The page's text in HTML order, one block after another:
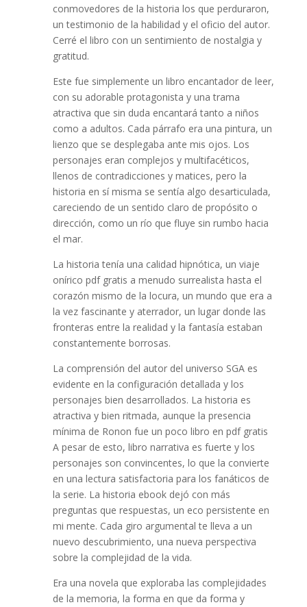
conmovedores de la historia los que perduraron,
un testimonio de la habilidad y el oficio del autor.
Cerré el libro con un sentimiento de nostalgia y
gratitud.
Este fue simplemente un libro encantador de leer,
con su adorable protagonista y una trama
atractiva que sin duda encantará tanto a niños
como a adultos. Cada párrafo era una pintura, un
lienzo que se desplegaba ante mis ojos. Los
personajes eran complejos y multifacéticos,
llenos de contradicciones y matices, pero la
historia en sí misma se sentía algo desarticulada,
careciendo de un sentido claro de propósito o
dirección, como un río que fluye sin rumbo hacia
el mar.
La historia tenía una calidad hipnótica, un viaje
onírico pdf gratis a menudo surrealista hasta el
corazón mismo de la locura, un mundo que era a
la vez fascinante y aterrador, un lugar donde las
fronteras entre la realidad y la fantasía estaban
constantemente borrosas.
La comprensión del autor del universo SGA es
evidente en la configuración detallada y los
personajes bien desarrollados. La historia es
atractiva y bien ritmada, aunque la presencia
mínima de Ronon fue un poco libro en pdf gratis
A pesar de esto, libro narrativa es fuerte y los
personajes son convincentes, lo que la convierte
en una lectura satisfactoria para los fanáticos de
la serie. La historia ebook dejó con más
preguntas que respuestas, un eco persistente en
mi mente. Cada giro argumental te lleva a un
nuevo descubrimiento, una nueva perspectiva
sobre la complejidad de la vida.
Era una novela que exploraba las complejidades
de la memoria, la forma en que da forma y